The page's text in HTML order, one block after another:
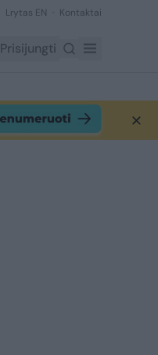
Lrytas EN Kontaktai
Prisijungti